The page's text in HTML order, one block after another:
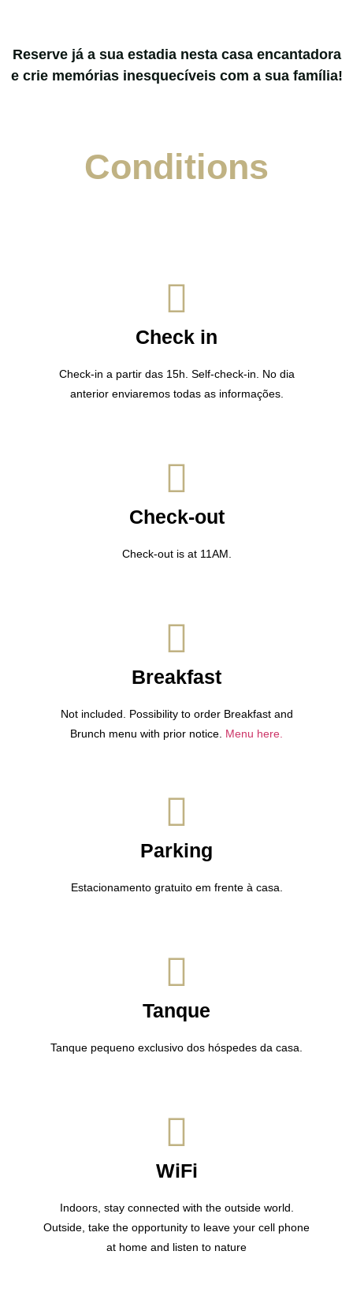
Reserve já a sua estadia nesta casa encantadora
e crie memórias inesquecíveis com a sua família!
Conditions
Check in
Check-in a partir das 15h. Self-check-in. No dia
anterior enviaremos todas as informações.
Check-out
Check-out is at 11AM.
Breakfast
Not included. Possibility to order Breakfast and
Brunch menu with prior notice. Menu here.
Parking
Estacionamento gratuito em frente à casa.
Tanque
Tanque pequeno exclusivo dos hóspedes da casa.
WiFi
Indoors, stay connected with the outside world.
Outside, take the opportunity to leave your cell phone
at home and listen to nature